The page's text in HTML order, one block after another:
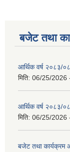
बजेट तथा
आर्थिक वर्ष २०८३/
मिति: 06/25/2026
आर्थिक वर्ष २०८३/
मिति: 06/25/2026
बजेट तथा कार्यक्रम